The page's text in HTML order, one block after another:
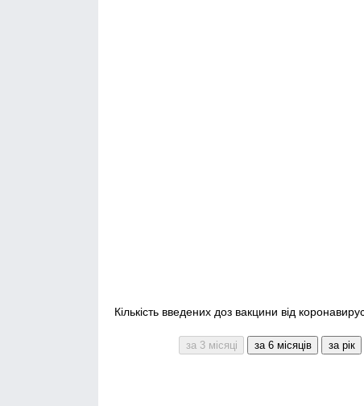
Кількість введених доз вакцини від